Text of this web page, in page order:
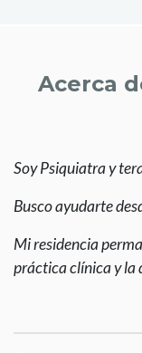
Acerca
Soy Psiquiatra y
Busco ayudarte
Mi residencia
práctica clínica y la